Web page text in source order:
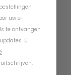
uw e-
te ontvangen
U